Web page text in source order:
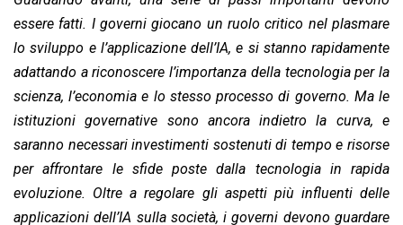
essere fatti. I governi giocano un ruolo critico nel plasmare
lo sviluppo e l’applicazione dell’IA, e si stanno rapidamente
adattando a riconoscere l’importanza della tecnologia per la
scienza, l’economia e lo stesso processo di governo. Ma le
istituzioni governative sono ancora indietro la curva, e
saranno necessari investimenti sostenuti di tempo e risorse
per affrontare le sfide poste dalla tecnologia in rapida
evoluzione. Oltre a regolare gli aspetti più influenti delle
applicazioni dell’IA sulla società, i governi devono guardare